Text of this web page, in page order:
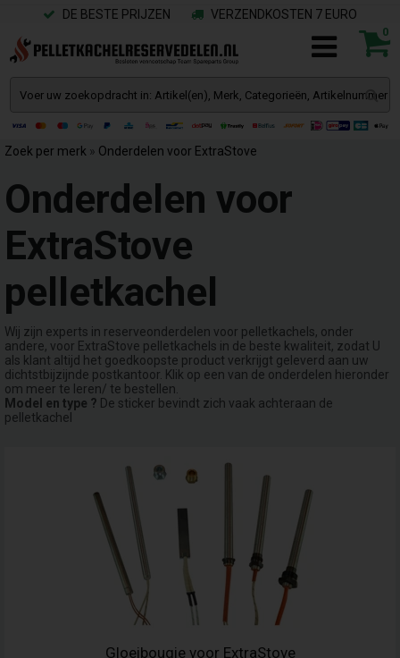
DE BESTE PRIJZEN VERZENDKOSTEN 7 EURO
0
Zoek per merk » Onderdelen voor ExtraStove
Onderdelen voor
ExtraStove
pelletkachel
Wij zijn experts in reserveonderdelen voor pelletkachels, onder
andere, voor ExtraStove pelletkachels in de beste kwaliteit, zodat U
als klant altijd het goedkoopste product verkrijgt geleverd aan uw
dichtstbijzijnde postkantoor. Klik op een van de onderdelen hieronder
om meer te leren/ te bestellen.
Model en type ? De sticker bevindt zich vaak achteraan de
pelletkachel
Gloeibougie voor ExtraStove